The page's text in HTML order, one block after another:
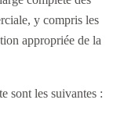
y compris les
appropriée de la
sont les suivantes :